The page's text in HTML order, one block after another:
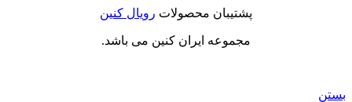
پشتیبان محصولات رویال کنین
مجموعه ایران کنین می باشد.
بستن